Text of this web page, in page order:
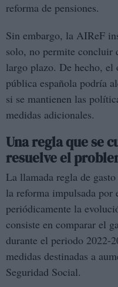
reforma de pensiones.
Sin embargo, la AIReF
solo, no permite concluir
largo plazo. De hecho, el
pública española podría
si se mantienen las
medidas adicionales.
Una regla que se
resuelve el
La llamada regla de
la reforma impulsada por
periódicamente la
consiste en comparar el
durante el periodo 2022-
medidas destinadas a
Seguridad Social.